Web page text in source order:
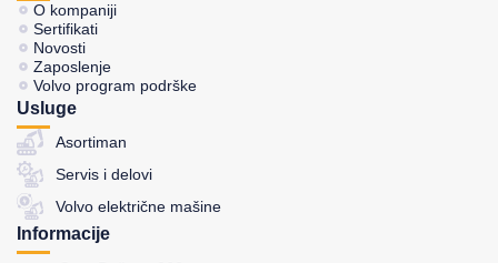
O kompaniji
Sertifikati
Novosti
Zaposlenje
Volvo program podrške
Usluge
Asortiman
Servis i delovi
Volvo električne mašine
Informacije